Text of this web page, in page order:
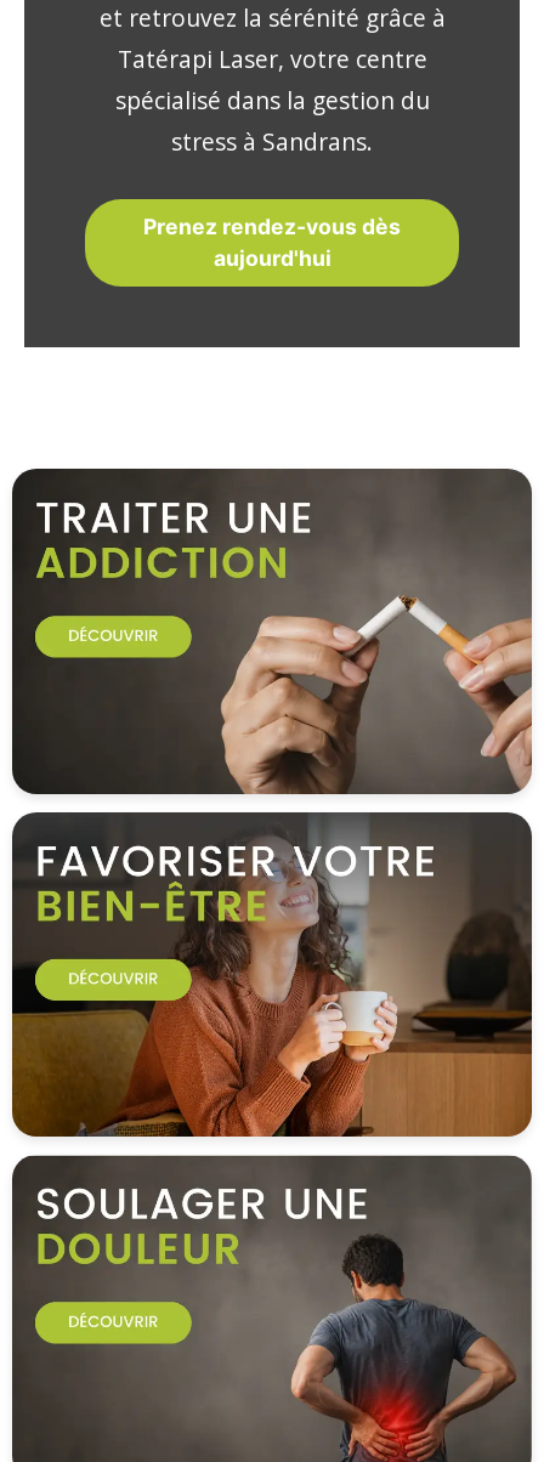
et retrouvez la sérénité grâce à
Tatérapi Laser, votre centre
spécialisé dans la gestion du
stress à Sandrans.
Prenez rendez-vous dès
aujourd'hui